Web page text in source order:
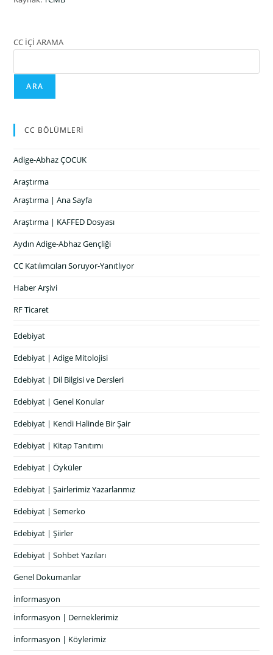
CC İÇİ ARAMA
ARA
CC BÖLÜMLERİ
Adige-Abhaz ÇOCUK
Araştırma
Araştırma | Ana Sayfa
Araştırma | KAFFED Dosyası
Aydın Adige-Abhaz Gençliği
CC Katılımcıları Soruyor-Yanıtlıyor
Haber Arşivi
RF Ticaret
Edebiyat
Edebiyat | Adige Mitolojisi
Edebiyat | Dil Bilgisi ve Dersleri
Edebiyat | Genel Konular
Edebiyat | Kendi Halinde Bir Şair
Edebiyat | Kitap Tanıtımı
Edebiyat | Öyküler
Edebiyat | Şairlerimiz Yazarlarımız
Edebiyat | Semerko
Edebiyat | Şiirler
Edebiyat | Sohbet Yazıları
Genel Dokumanlar
İnformasyon
İnformasyon | Derneklerimiz
İnformasyon | Köylerimiz